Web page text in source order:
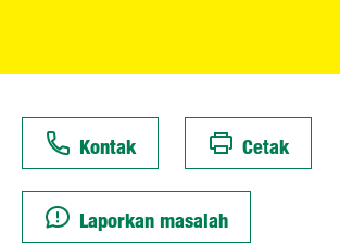
Kontak Cetak
Laporkan masalah